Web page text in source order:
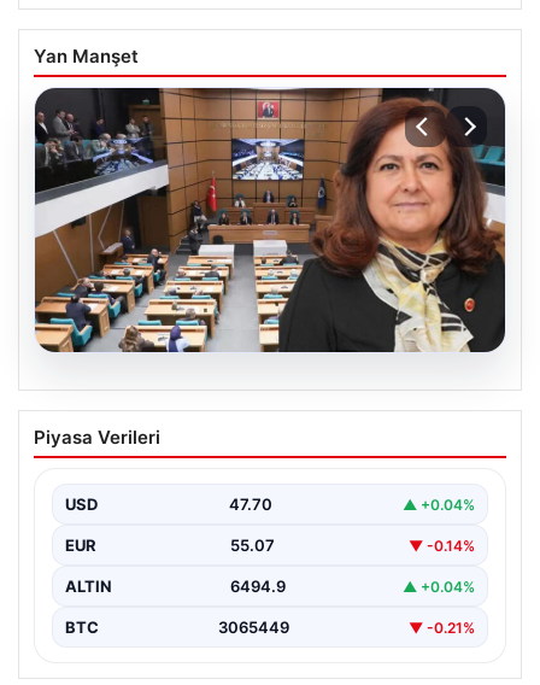
Yan Manşet
05.08.2026
Üsküdar Belediyesi’nde başkanvekili
Sibel Tan Çetinkaya oldu
Piyasa Verileri
USD 47.70 ▲ +0.04%
EUR 55.07 ▼ -0.14%
ALTIN 6494.9 ▲ +0.04%
BTC 3065449 ▼ -0.21%